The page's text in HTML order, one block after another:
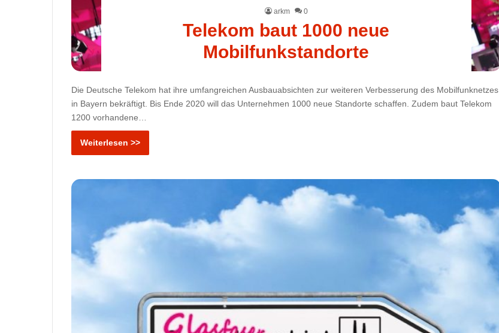
arkm 0
Telekom baut 1000 neue
Mobilfunkstandorte
Die Deutsche Telekom hat ihre umfangreichen Ausbauabsichten zur weiteren Verbesserung des Mobilfunknetzes
in Bayern bekräftigt. Bis Ende 2020 will das Unternehmen 1000 neue Standorte schaffen. Zudem baut Telekom
1200 vorhandene…
Weiterlesen >>